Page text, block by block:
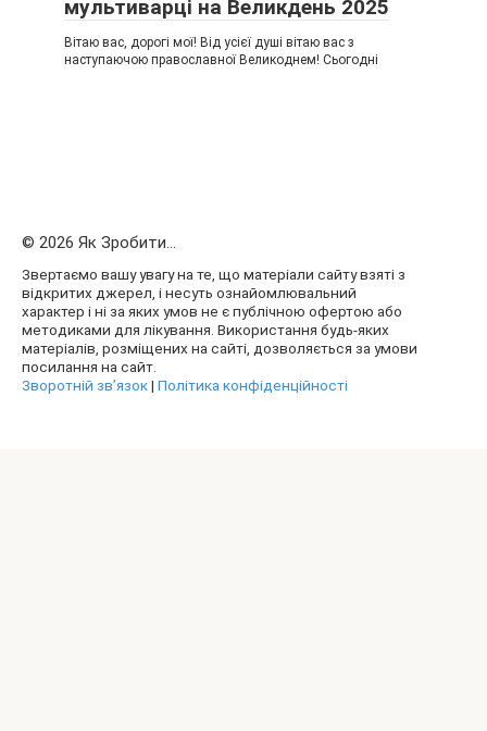
мультиварці на Великдень 2025
Вітаю вас, дорогі мої! Від усієї душі вітаю вас з
наступаючою православної Великоднем! Сьогодні
© 2026 Як Зробити...
Звертаємо вашу увагу на те, що матеріали сайту взяті з
відкритих джерел, і несуть ознайомлювальний
характер і ні за яких умов не є публічною офертою або
методиками для лікування. Використання будь-яких
матеріалів, розміщених на сайті, дозволяється за умови
посилання на сайт.
Зворотній зв’язок| Політика конфіденційності